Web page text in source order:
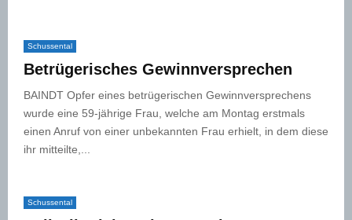
Schussental
Betrügerisches Gewinnversprechen
BAINDT Opfer eines betrügerischen Gewinnversprechens
wurde eine 59-jährige Frau, welche am Montag erstmals
einen Anruf von einer unbekannten Frau erhielt, in dem diese
ihr mitteilte,...
Schussental